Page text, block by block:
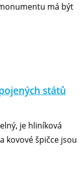
má být
států
je hliníková
kovové špičce jsou